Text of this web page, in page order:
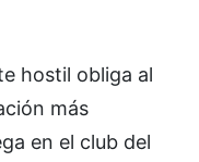
hostil obliga al
más
en el club del